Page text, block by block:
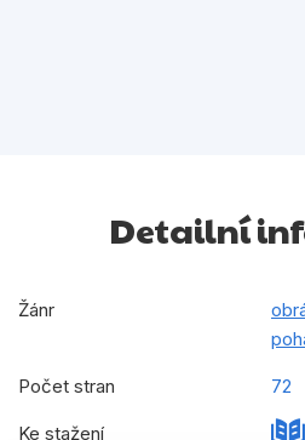
Detailní
Žánr
Počet stran 72
Ke stažení